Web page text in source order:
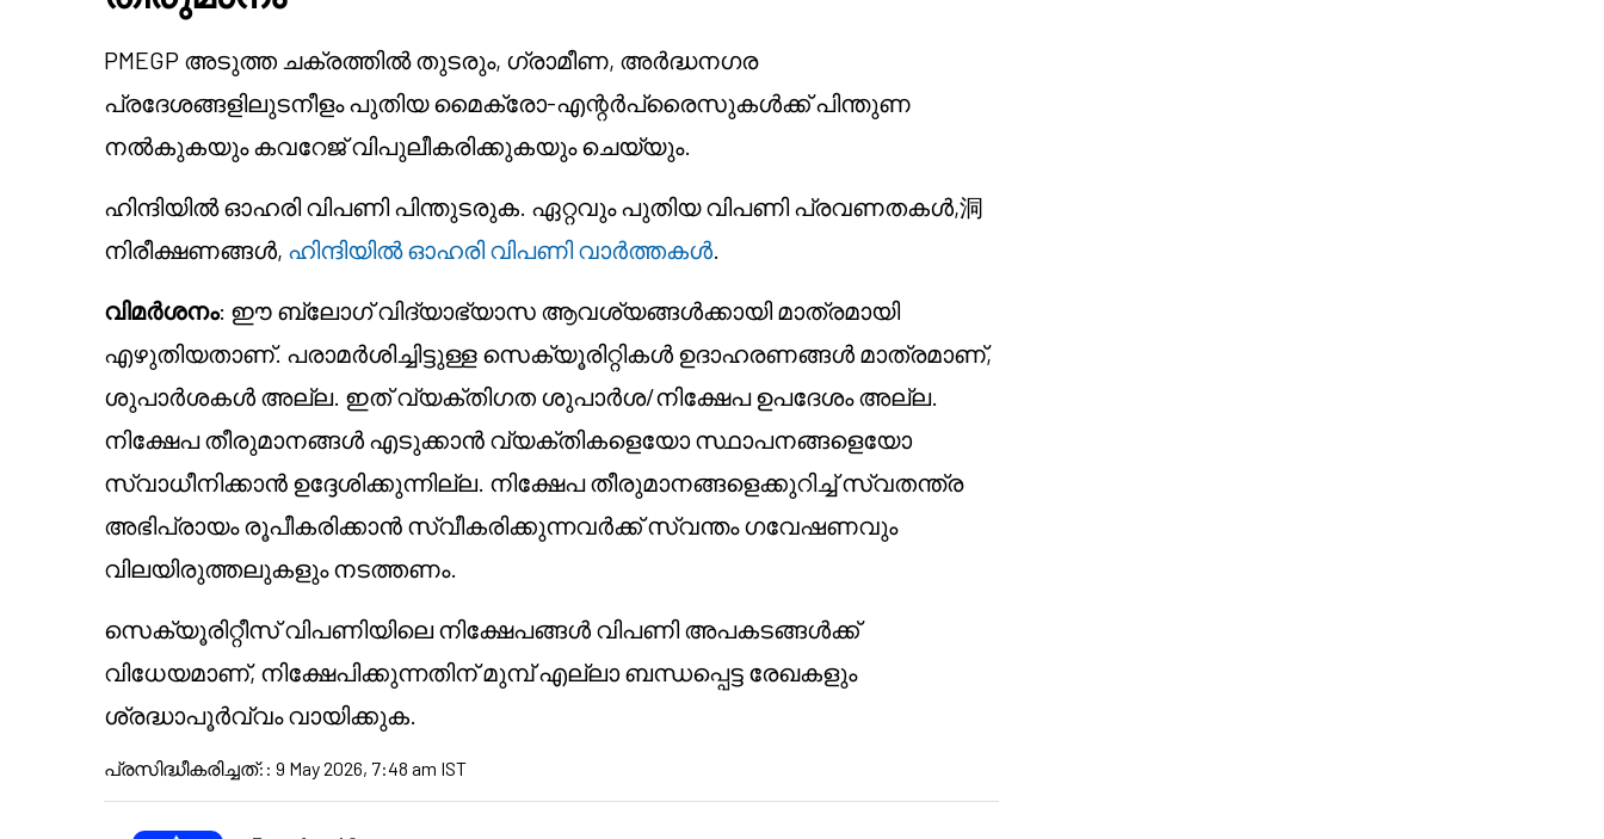
PMEGP അടുത്ത ചക്രത്തിൽ തുടരും, ഗ്രാമീണ, അർദ്ധനഗര
പ്രദേശങ്ങളിലുടനീളം പുതിയ മൈക്രോ-എന്റർപ്രൈസുകൾക്ക് പിന്തുണ
നൽകുകയും കവറേജ് വിപുലീകരിക്കുകയും ചെയ്യും.
ഹിന്ദിയിൽ ഓഹരി വിപണി പിന്തുടരുക. ഏറ്റവും പുതിയ വിപണി പ്രവണതകൾ,洞
നിരീക്ഷണങ്ങൾ, ഹിന്ദിയിൽ ഓഹരി വിപണി വാർത്തകൾ.
വിമർശനം: ഈ ബ്ലോഗ് വിദ്യാഭ്യാസ ആവശ്യങ്ങൾക്കായി മാത്രമായി
എഴുതിയതാണ്. പരാമർശിച്ചിട്ടുള്ള സെക്യൂരിറ്റികൾ ഉദാഹരണങ്ങൾ മാത്രമാണ്,
ശുപാർശകൾ അല്ല. ഇത് വ്യക്തിഗത ശുപാർശ/നിക്ഷേപ ഉപദേശം അല്ല.
നിക്ഷേപ തീരുമാനങ്ങൾ എടുക്കാൻ വ്യക്തികളെയോ സ്ഥാപനങ്ങളെയോ
സ്വാധീനിക്കാൻ ഉദ്ദേശിക്കുന്നില്ല. നിക്ഷേപ തീരുമാനങ്ങളെക്കുറിച്ച് സ്വതന്ത്ര
അഭിപ്രായം രൂപീകരിക്കാൻ സ്വീകരിക്കുന്നവർക്ക് സ്വന്തം ഗവേഷണവും
വിലയിരുത്തലുകളും നടത്തണം.
സെക്യൂരിറ്റീസ് വിപണിയിലെ നിക്ഷേപങ്ങൾ വിപണി അപകടങ്ങൾക്ക്
വിധേയമാണ്, നിക്ഷേപിക്കുന്നതിന് മുമ്പ് എല്ലാ ബന്ധപ്പെട്ട രേഖകളും
ശ്രദ്ധാപൂർവ്വം വായിക്കുക.
പ്രസിദ്ധീകരിച്ചത്: : 9 May 2026, 7:48 am IST